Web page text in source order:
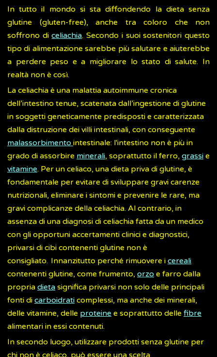
In tutto il mondo si sta diffondendo la dieta senza
glutine (gluten-free), anche tra coloro che non
soffrono diceliachia. Secondo i suoi sostenitori questo
tipo di alimentazione sarebbe più salutare e aiuterebbe
a perdere peso e a migliorare lo stato di salute. In
realtà non è così.
La celiachia è una malattia autoimmune cronica
dell’intestino tenue, scatenata dall’ingestione di glutine
in soggetti geneticamente predisposti e caratterizzata
dalla distruzione dei villi intestinali, con conseguente
malassorbimento intestinale: l'intestino non è più in
grado di assorbire minerali, soprattutto il ferro, grassi e
vitamine. Per un celiaco, una dieta priva di glutine, è
fondamentale per evitare di sviluppare gravi carenze
nutrizionali, eliminare i sintomi e prevenire le rare, ma
gravi complicanze della celiachia. Al contrario, in
assenza di una diagnosi di celiachia fatta da un medico
con gli opportuni accertamenti clinici e diagnostici,
privarsi di cibi contenenti glutine non è
consigliato. Innanzitutto perché rimuovere i cereali
contenenti glutine, come frumento, orzo e farro dalla
propria dieta significa privarsi non solo delle principali
fonti di carboidrati complessi, ma anche dei minerali,
delle vitamine, delle proteine e soprattutto delle fibre
alimentari in essi contenuti.
In secondo luogo, utilizzare prodotti senza glutine per